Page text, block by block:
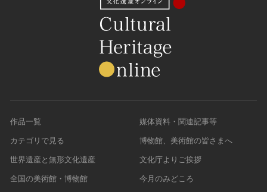
作品一覧
カテゴリで見る
世界遺産と無形文化遺産
全国の美術館・博物館
媒体資料・関連記事等
博物館、美術館の皆さまへ
文化庁よりご挨拶
今月のみどころ